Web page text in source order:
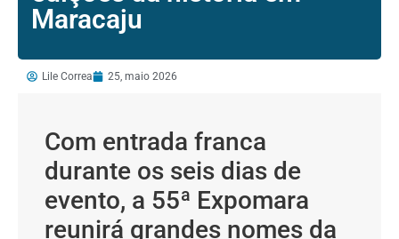
Maracaju
Lile Correa 25, maio 2026
Com entrada franca
durante os seis dias de
evento, a 55ª Expomara
reunirá grandes nomes da